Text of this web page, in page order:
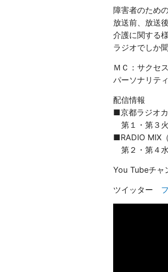
障害者のため
放送前、放送
介護に関する
ラジオでしか
ＭＣ：サクセ
パーソナリテ
配信情報
■京都ラジオ
第１・第３
■RADIO MIX
第２・第４
You Tubeチ
ツイッター